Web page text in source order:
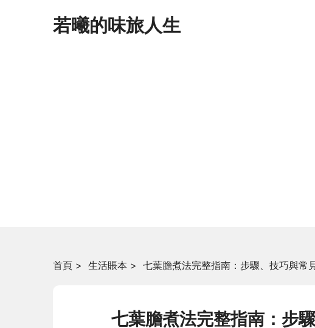
若曦的味旅人生
首頁 > 生活賬本 > 七葉膽煮法完整指南：步驟、技巧與常
七葉膽煮法完整指南：步